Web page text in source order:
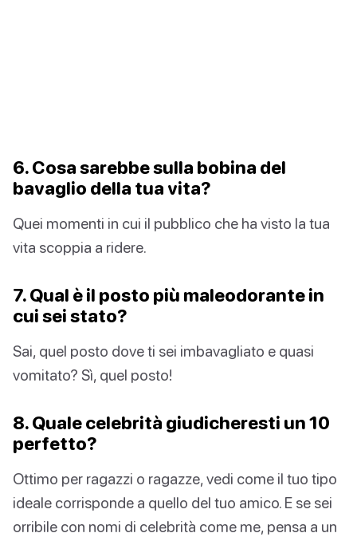
6. Cosa sarebbe sulla bobina del
bavaglio della tua vita?
Quei momenti in cui il pubblico che ha visto la tua
vita scoppia a ridere.
7. Qual è il posto più maleodorante in
cui sei stato?
Sai, quel posto dove ti sei imbavagliato e quasi
vomitato? Sì, quel posto!
8. Quale celebrità giudicheresti un 10
perfetto?
Ottimo per ragazzi o ragazze, vedi come il tuo tipo
ideale corrisponde a quello del tuo amico. E se sei
orribile con nomi di celebrità come me, pensa a un